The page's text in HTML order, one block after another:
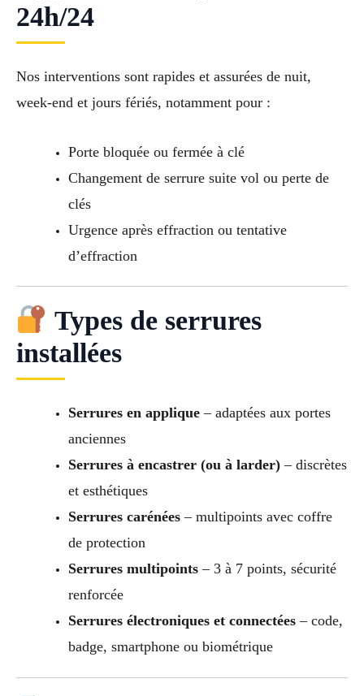
24h/24
Nos interventions sont rapides et assurées de nuit,
week-end et jours fériés, notamment pour :
Porte bloquée ou fermée à clé
Changement de serrure suite vol ou perte de
clés
Urgence après effraction ou tentative
d’effraction
Types de serrures
installées
Serrures en applique– adaptées aux portes
anciennes
Serrures à encastrer (ou à larder)– discrètes
et esthétiques
Serrures carénées– multipoints avec coffre
de protection
Serrures multipoints– 3 à 7 points, sécurité
renforcée
Serrures électroniques et connectées– code,
badge, smartphone ou biométrique